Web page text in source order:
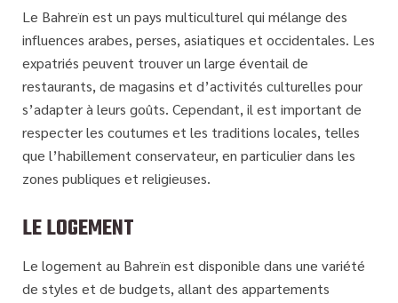
Le Bahreïn est un pays multiculturel qui mélange des
influences arabes, perses, asiatiques et occidentales. Les
expatriés peuvent trouver un large éventail de
restaurants, de magasins et d’activités culturelles pour
s’adapter à leurs goûts. Cependant, il est important de
respecter les coutumes et les traditions locales, telles
que l’habillement conservateur, en particulier dans les
zones publiques et religieuses.
LE LOGEMENT
Le logement au Bahreïn est disponible dans une variété
de styles et de budgets, allant des appartements